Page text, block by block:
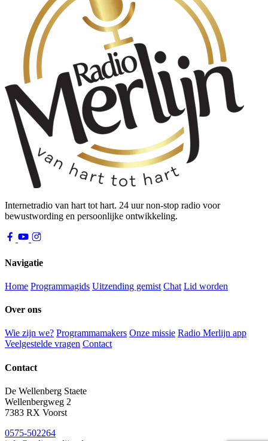
Internetradio van hart tot hart. 24 uur non-stop radio voor
bewustwording en persoonlijke ontwikkeling.
Navigatie
Home Programmagids Uitzending gemist Chat Lid worden
Over ons
Wie zijn we? Programmamakers Onze missie Radio Merlijn app
Veelgestelde vragen Contact
Contact
De Wellenberg Staete
Wellenbergweg 2
7383 RX Voorst
0575-502264